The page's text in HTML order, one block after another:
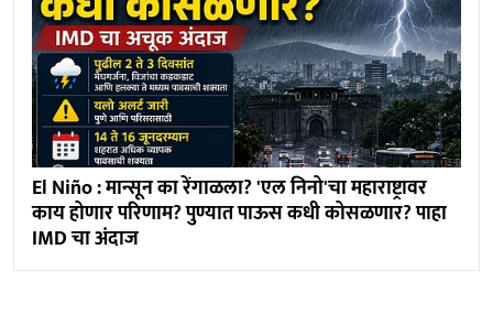
El Niño : मान्सून का रेंगाळला? 'एल निनो'चा महाराष्ट्रावर
काय होणार परिणाम? पुण्यात पाऊस कधी कोसळणार? पाहा
IMD चा अंदाज